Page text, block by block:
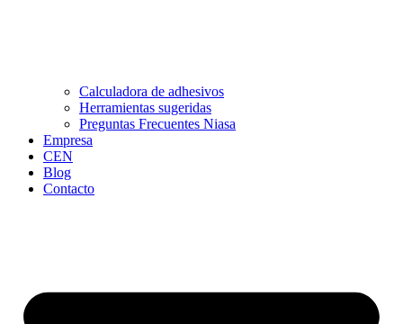
Calculadora de adhesivos
Herramientas sugeridas
Preguntas Frecuentes Niasa
Empresa
CEN
Blog
Contacto